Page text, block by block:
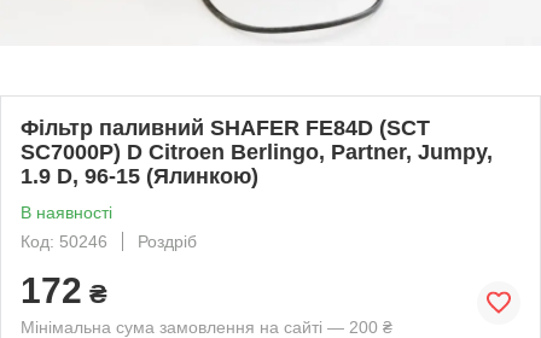
Фільтр паливний SHAFER FE84D (SCT
SC7000P) D Citroen Berlingo, Partner, Jumpy,
1.9 D, 96-15 (Ялинкою)
В наявності
Код: 50246
Роздріб
172 ₴
Мінімальна сума замовлення на сайті — 200 ₴